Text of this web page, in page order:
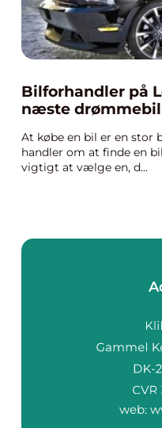
Bilforhandler på
næste drømmebil
At købe en bil er en stor
handler om at finde en
vigtigt at vælge en, d...
web: